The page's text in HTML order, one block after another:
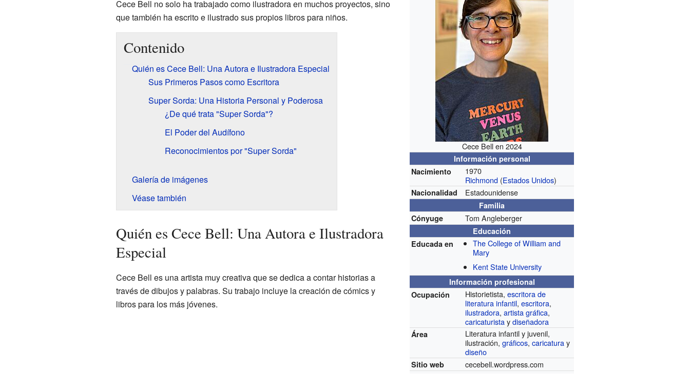
Cece Bell en 2024
Información personal
Nacimiento
1970
Richmond (Estados Unidos)
Nacionalidad Estadounidense
Familia
Cónyuge
Tom Angleberger
Educación
Educada en
The College of William and
Mary
Kent State University
Información profesional
Ocupación
Historietista,escritora de
literatura infantil,escritora,
ilustradora,artista gráfica,
caricaturistaydiseñadora
Área
Literatura infantil y juvenil,
ilustración,gráficos,caricaturay
diseño
Sitio web cecebell.wordpress.com
Cece Bell no solo ha trabajado como ilustradora en muchos proyectos, sino
que también ha escrito e ilustrado sus propios libros para niños.
Contenido
Quién es Cece Bell: Una Autora e Ilustradora Especial
Sus Primeros Pasos como Escritora
Super Sorda: Una Historia Personal y Poderosa
¿De qué trata "Super Sorda"?
El Poder del Audífono
Reconocimientos por "Super Sorda"
Galería de imágenes
Véase también
Quién es Cece Bell: Una Autora e Ilustradora
Especial
Cece Bell es una artista muy creativa que se dedica a contar historias a
través de dibujos y palabras. Su trabajo incluye la creación de cómics y
libros para los más jóvenes.